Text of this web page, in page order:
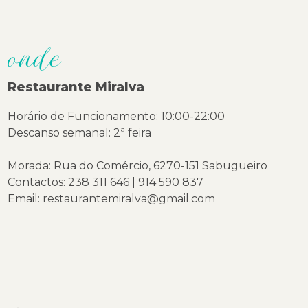
onde
Restaurante Miralva
Horário de Funcionamento: 10:00-22:00
Descanso semanal: 2ª feira
Morada: Rua do Comércio, 6270-151 Sabugueiro
Contactos: 238 311 646 | 914 590 837
Email: restaurantemiralva@gmail.com